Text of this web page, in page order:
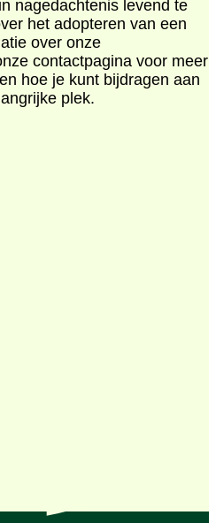
nagedachtenis levend te
het adopteren van een
over onze
contactpagina voor meer
hoe je kunt bijdragen aan
plek.